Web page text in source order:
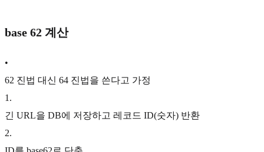
base 62 계산
•
62 진법 대신 64 진법을 쓴다고 가정
1 .
긴 URL을 DB에 저장하고 레코드 ID(숫자) 반환
2.